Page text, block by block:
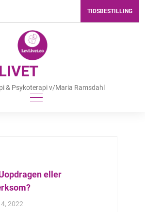
TIDSBESTILLING
& Psykoterapi v/Maria Ramsdahl
eller
2022